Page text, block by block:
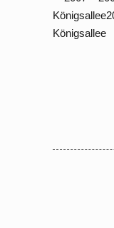
2007 –